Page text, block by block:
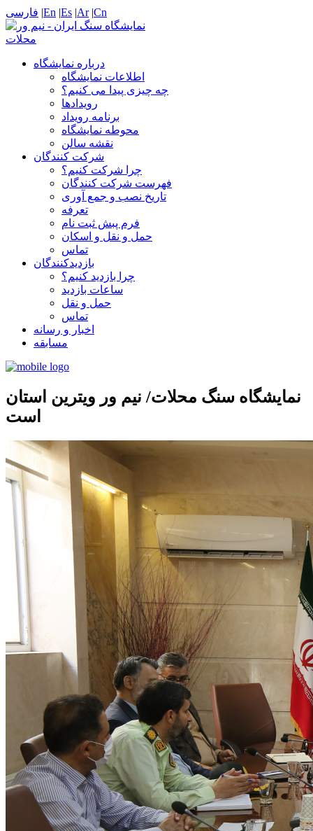
فارسی |En |Es |Ar|Cn
درباره نمایشگاه
اطلاعات نمایشگاه
چه چیزی پیدا می کنیم؟
رویدادها
برنامه رویداد
محوطه نمایشگاه
نقشه سالن
شرکت کنندگان
چرا شرکت کنیم؟
فهرست شرکت کنندگان
تاریخ نصب و جمع آوری
تعرفه
فرم پبش ثبت نام
حمل و نقل و اسکان
تماس
بازدیدکنندگان
چرا بازدید کنیم؟
ساعات بازدید
حمل و نقل
تماس
اخبار و رسانه
مسابقه
نمایشگاه سنگ محلات/ نیم ور ویترین استان
است